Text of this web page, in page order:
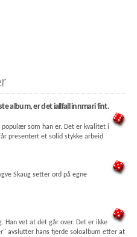
album, er det iallfall innmari fint.
populær som han er. Det er kvalitet i
presentert et solid stykke arbeid
Skaug setter ord på egne
Han vet at det går over. Det er ikke
avslutter hans fjerde soloalbum etter at